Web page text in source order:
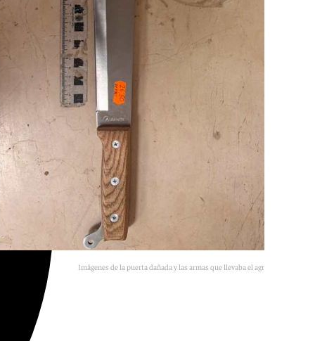
Imágenes de la puerta dañada y las armas que llevaba el agresor detenido.